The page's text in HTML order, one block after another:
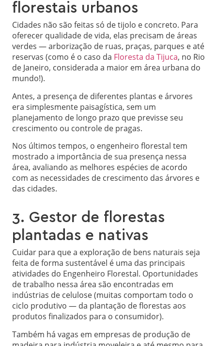
florestais urbanos
Cidades não são feitas só de tijolo e concreto. Para
oferecer qualidade de vida, elas precisam de áreas
verdes — arborização de ruas, praças, parques e até
reservas (como é o caso da Floresta da Tijuca, no Rio
de Janeiro, considerada a maior em área urbana do
mundo!).
Antes, a presença de diferentes plantas e árvores
era simplesmente paisagística, sem um
planejamento de longo prazo que previsse seu
crescimento ou controle de pragas.
Nos últimos tempos, o engenheiro florestal tem
mostrado a importância de sua presença nessa
área, avaliando as melhores espécies de acordo
com as necessidades de crescimento das árvores e
das cidades.
3. Gestor de florestas
plantadas e nativas
Cuidar para que a exploração de bens naturais seja
feita de forma sustentável é uma das principais
atividades do Engenheiro Florestal. Oportunidades
de trabalho nessa área são encontradas em
indústrias de celulose (muitas comportam todo o
ciclo produtivo — da plantação de florestas aos
produtos finalizados para o consumidor).
Também há vagas em empresas de produção de